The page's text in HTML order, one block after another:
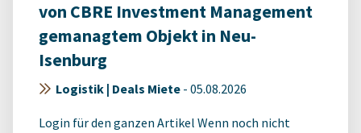
von CBRE Investment Management
gemanagtem Objekt in Neu-
Isenburg
Logistik | Deals Miete - 05.08.2026
Login für den ganzen Artikel Wenn noch nicht